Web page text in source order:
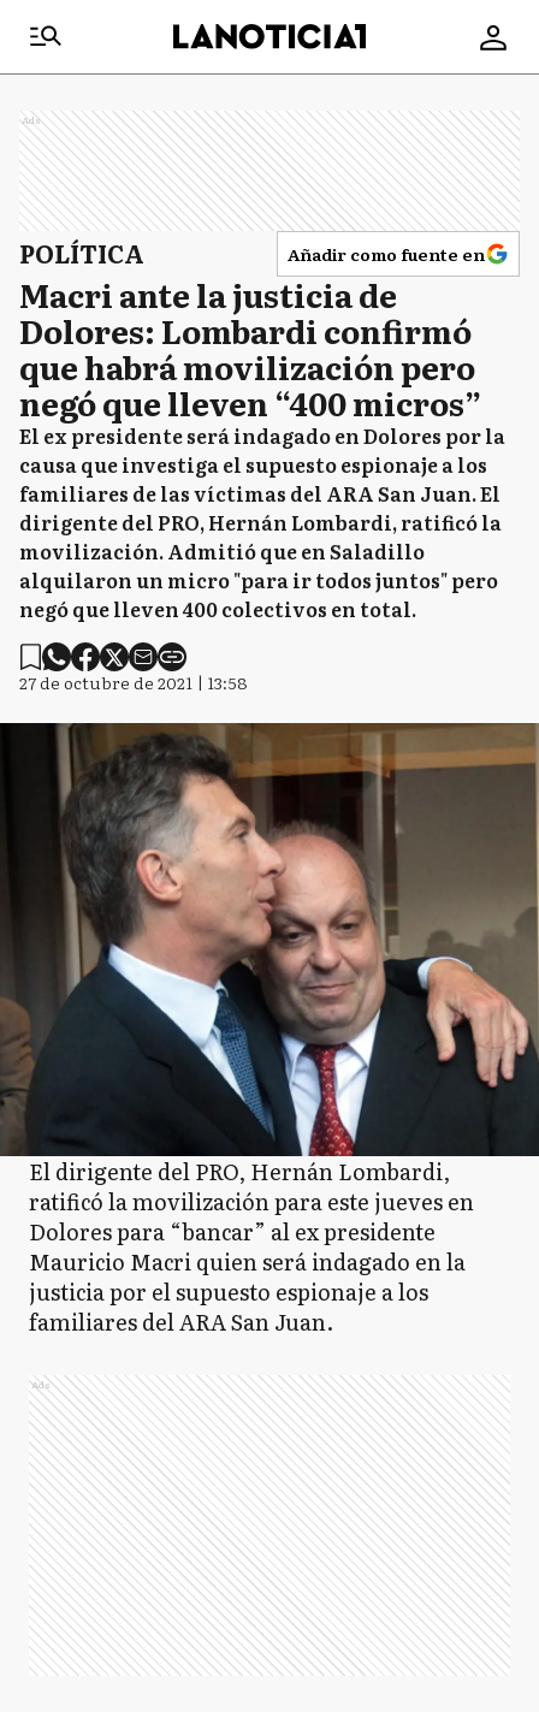
Ads
POLÍTICA Añadir como fuente en
Macri ante la justicia de
Dolores: Lombardi confirmó
que habrá movilización pero
negó que lleven “400 micros”
El ex presidente será indagado en Dolores por la
causa que investiga el supuesto espionaje a los
familiares de las víctimas del ARA San Juan. El
dirigente del PRO, Hernán Lombardi, ratificó la
movilización. Admitió que en Saladillo
alquilaron un micro "para ir todos juntos" pero
negó que lleven 400 colectivos en total.
27 de octubre de 2021 | 13:58
El dirigente del PRO, Hernán Lombardi,
ratificó la movilización para este jueves en
Dolores para “bancar” al ex presidente
Mauricio Macri quien será indagado en la
justicia por el supuesto espionaje a los
familiares del ARA San Juan.
Ads